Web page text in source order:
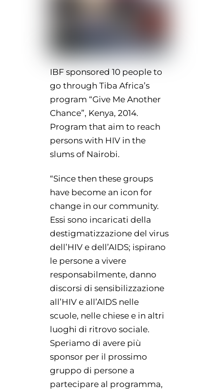
IBF sponsored 10 people to
go through Tiba Africa’s
program “Give Me Another
Chance”, Kenya, 2014.
Program that aim to reach
persons with HIV in the
slums of Nairobi.
“Since then these groups
have become an icon for
change in our community.
Essi sono incaricati della
destigmatizzazione del virus
dell’HIV e dell’AIDS; ispirano
le persone a vivere
responsabilmente, danno
discorsi di sensibilizzazione
all’HIV e all’AIDS nelle
scuole, nelle chiese e in altri
luoghi di ritrovo sociale.
Speriamo di avere più
sponsor per il prossimo
gruppo di persone a
partecipare al programma,